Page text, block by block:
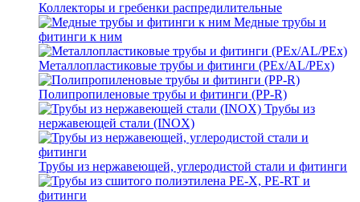
Коллекторы и гребенки распредилительные
Медные трубы и
фитинги к ним
Металлопластиковые трубы и фитинги (PEx/AL/PEx)
Полипропиленовые трубы и фитинги (PP-R)
Трубы из
нержавеющей стали (INOX)
Трубы из нержавеющей, углеродистой стали и фитинги